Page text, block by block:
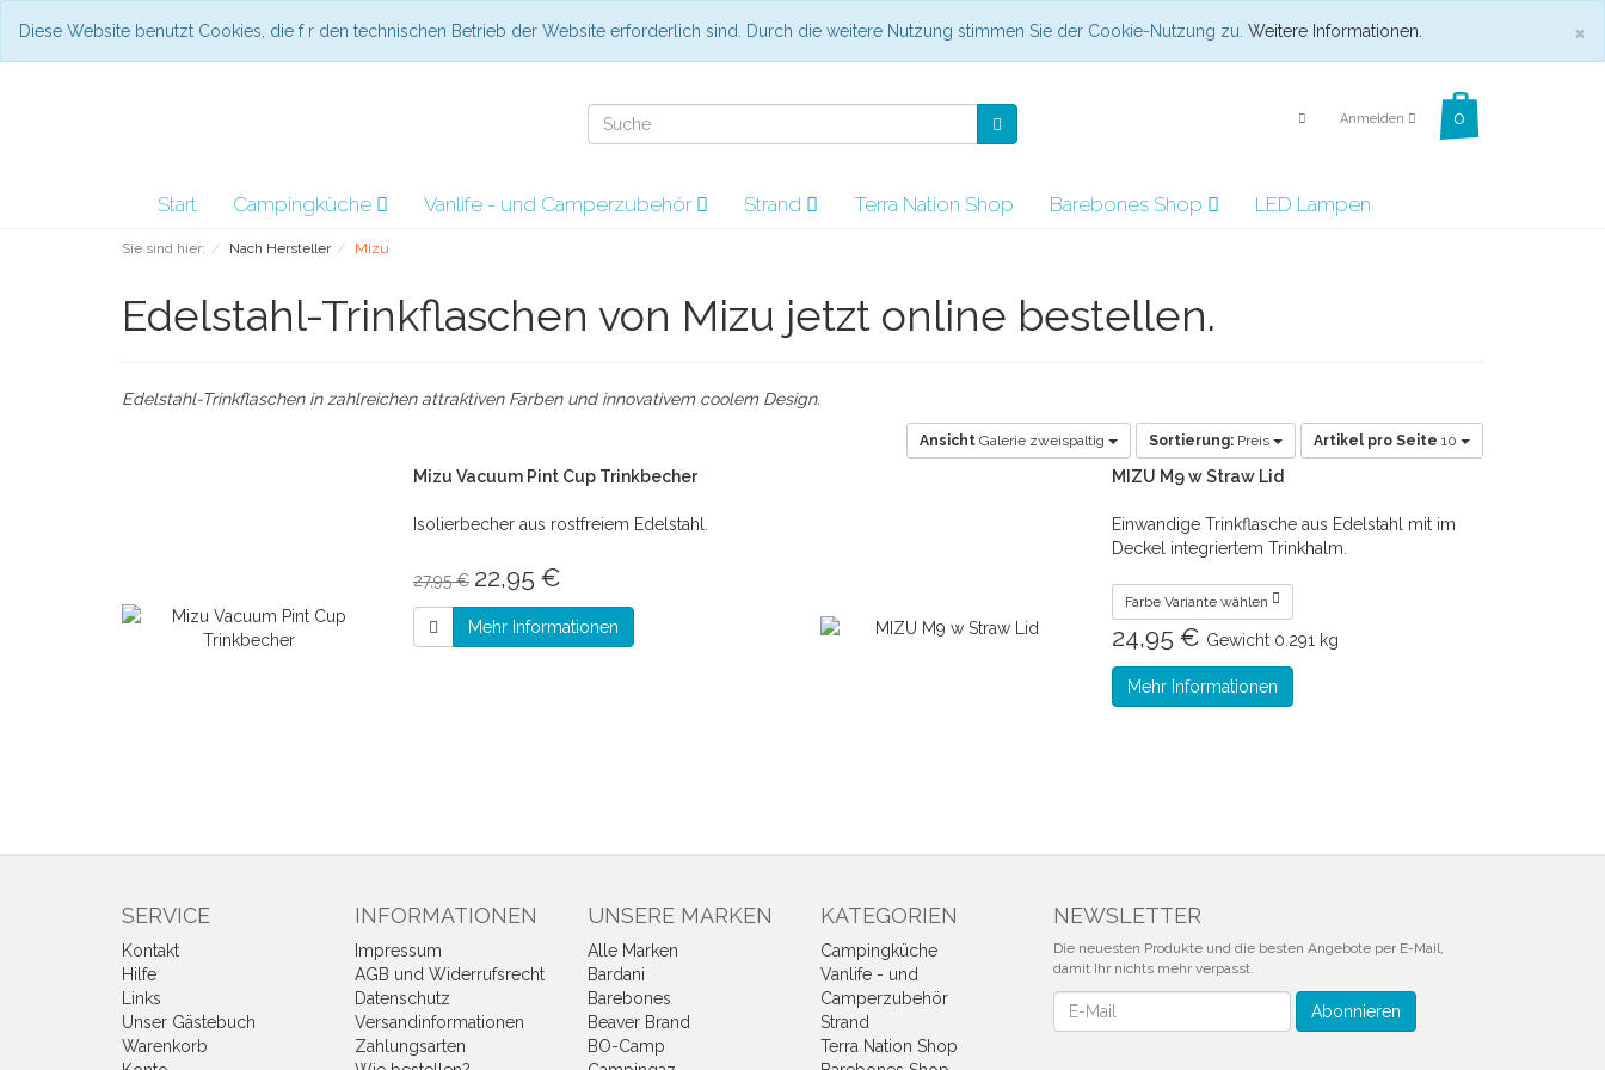
×
Diese Website benutzt Cookies, die f r den technischen Betrieb der Website erforderlich sind. Durch die weitere Nutzung stimmen Sie der Cookie-Nutzung zu. Weitere Informationen.
Anmelden
Start Campingküche Vanlife - und Camperzubehör Strand Terra Nation Shop Barebones Shop LED Lampen
Sie sind hier: Nach Hersteller Mizu
Edelstahl-Trinkflaschen von Mizu jetzt online bestellen.
Edelstahl-Trinkflaschen in zahlreichen attraktiven Farben und innovativem coolem Design.
Ansicht Galerie zweispaltig Sortierung: Preis Artikel pro Seite 10
Mizu Vacuum Pint Cup Trinkbecher
Isolierbecher aus rostfreiem Edelstahl.
27,95 € 22,95 €
Mehr Informationen
MIZU M9 w Straw Lid
Einwandige Trinkflasche aus Edelstahl mit im
Deckel integriertem Trinkhalm.
Farbe Variante wählen
24,95 € Gewicht 0.291 kg
Mehr Informationen
SERVICE
Kontakt
Hilfe
Links
Unser Gästebuch
Warenkorb
INFORMATIONEN
Impressum
AGB und Widerrufsrecht
Datenschutz
Versandinformationen
Zahlungsarten
UNSERE MARKEN
Alle Marken
Bardani
Barebones
Beaver Brand
BO-Camp
KATEGORIEN
Campingküche
Vanlife - und
Camperzubehör
Strand
Terra Nation Shop
NEWSLETTER
Die neuesten Produkte und die besten Angebote per E-Mail,
damit Ihr nichts mehr verpasst.
Newsletter Abonnieren